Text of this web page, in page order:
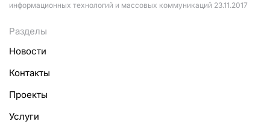
информационных технологий и массовых коммуникаций 23.11.2017
Разделы
Новости
Контакты
Проекты
Услуги